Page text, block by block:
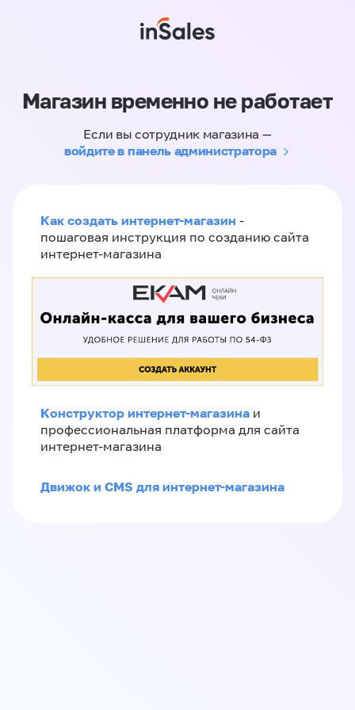
Магазин временно не работает
Если вы сотрудник магазина —
войдите в панель администратора
Как создать интернет-магазин -
пошаговая инструкция по созданию сайта
интернет-магазина
Конструктор интернет-магазина и
профессиональная платформа для сайта
интернет-магазина
Движок и CMS для интернет-магазина